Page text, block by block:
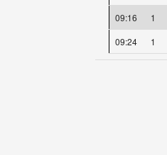
09:16
1
09:24
1